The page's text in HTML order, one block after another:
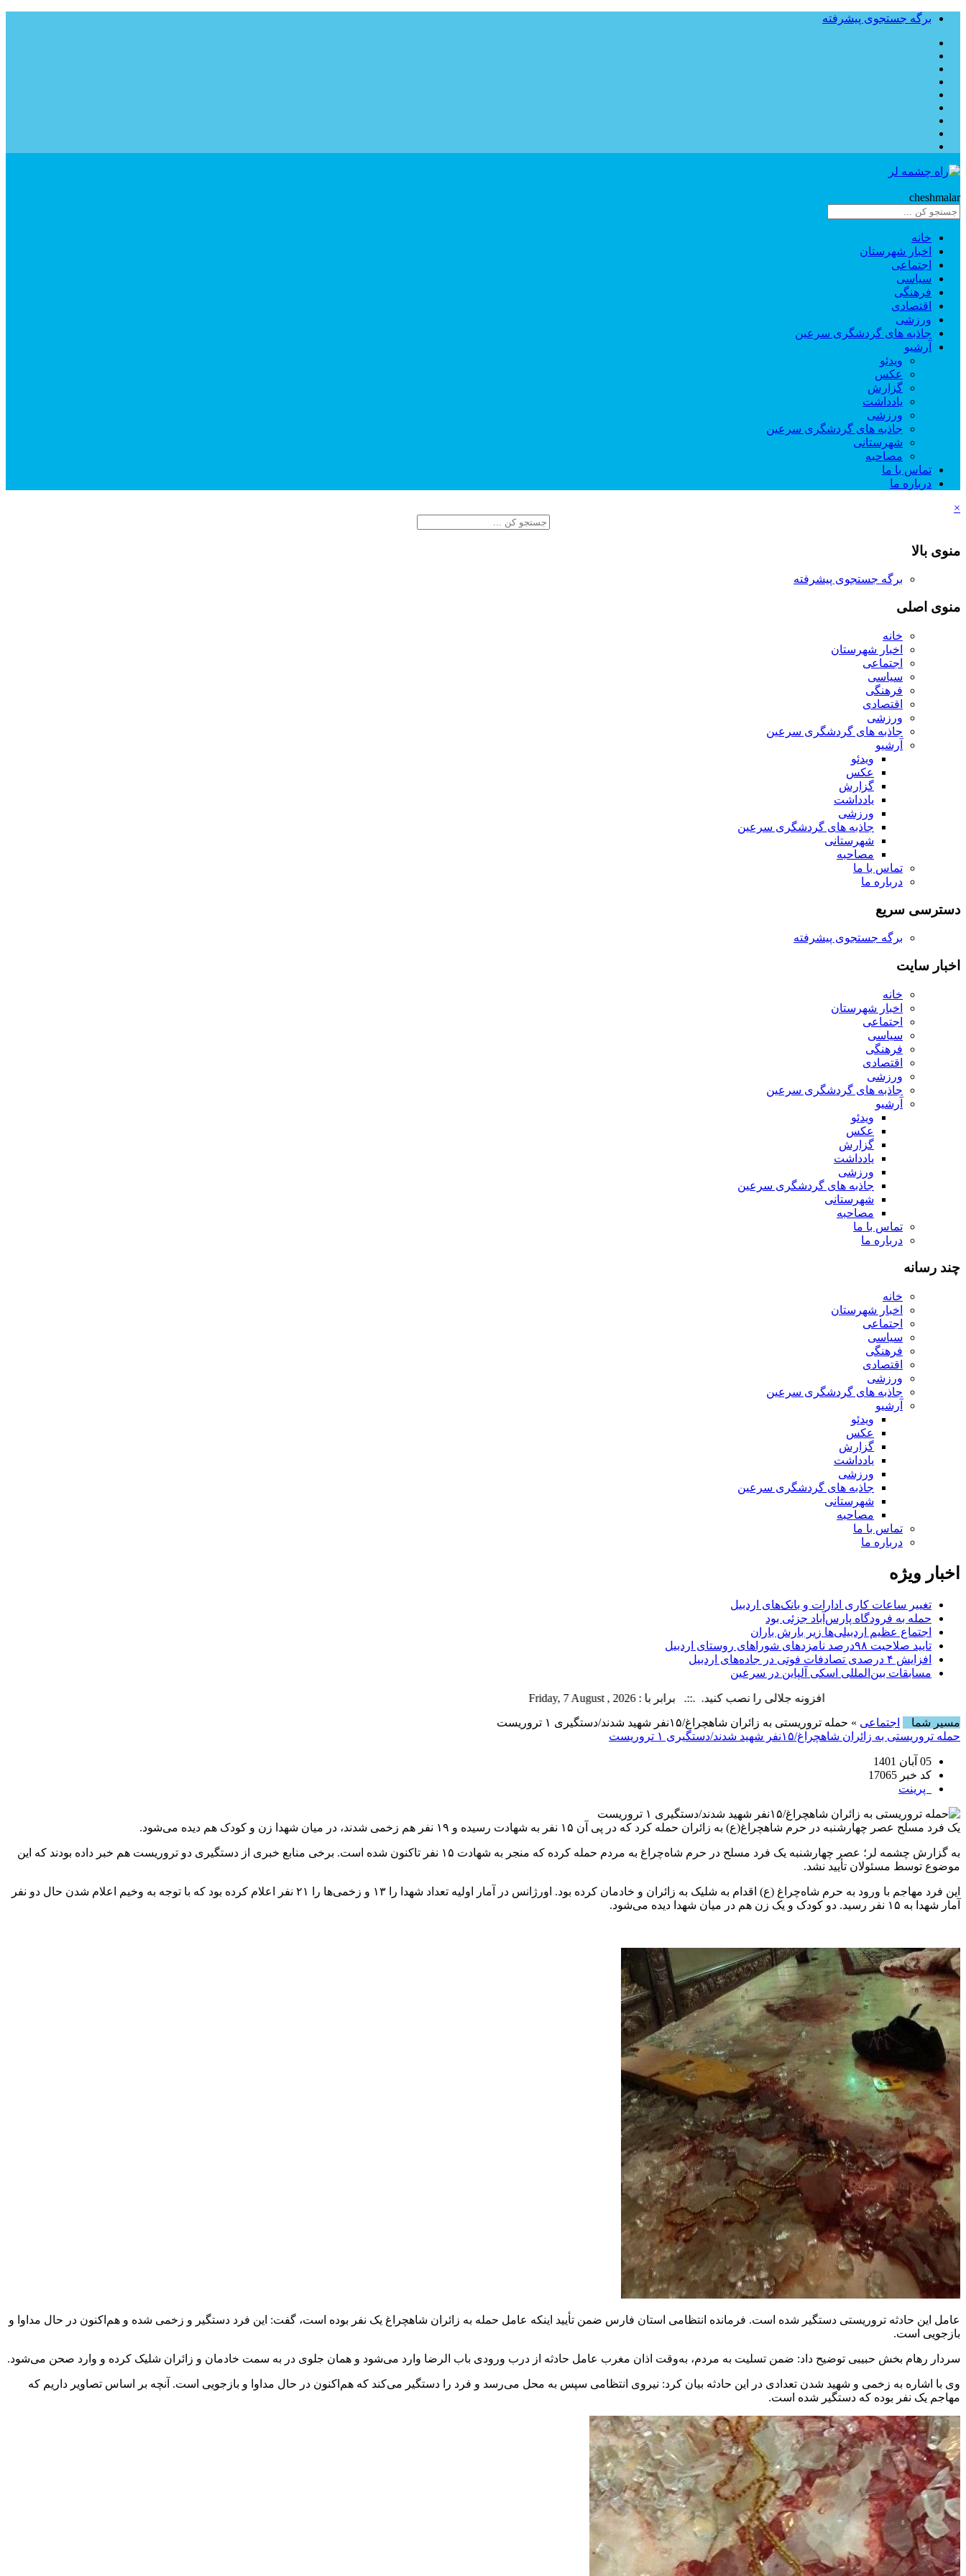
برگه جستجوی پیشرفته
cheshmalar
خانه
اخبار شهرستان
اجتماعی
سیاسی
فرهنگی
اقتصادی
ورزشی
جاذبه های گردشگری سرعین
آرشیو
ویدئو
عکس
گزارش
یادداشت
ورزشی
جاذبه های گردشگری سرعین
شهرستانی
مصاحبه
تماس با ما
درباره ما
×
منوی بالا
برگه جستجوی پیشرفته
منوی اصلی
خانه
اخبار شهرستان
اجتماعی
سیاسی
فرهنگی
اقتصادی
ورزشی
جاذبه های گردشگری سرعین
آرشیو
ویدئو
عکس
گزارش
یادداشت
ورزشی
جاذبه های گردشگری سرعین
شهرستانی
مصاحبه
تماس با ما
درباره ما
دسترسی سریع
برگه جستجوی پیشرفته
اخبار سایت
خانه
اخبار شهرستان
اجتماعی
سیاسی
فرهنگی
اقتصادی
ورزشی
جاذبه های گردشگری سرعین
آرشیو
ویدئو
عکس
گزارش
یادداشت
ورزشی
جاذبه های گردشگری سرعین
شهرستانی
مصاحبه
تماس با ما
درباره ما
چند رسانه
خانه
اخبار شهرستان
اجتماعی
سیاسی
فرهنگی
اقتصادی
ورزشی
جاذبه های گردشگری سرعین
آرشیو
ویدئو
عکس
گزارش
یادداشت
ورزشی
جاذبه های گردشگری سرعین
شهرستانی
مصاحبه
تماس با ما
درباره ما
اخبار ویژه
تغییر ساعات کاری ادارات و بانک‌های اردبیل
حمله به فرودگاه پارس‌‌آباد جزئی بود
اجتماع عظیم اردبیلی‌ها زیر بارش باران
تایید صلاحیت ۹۸درصد نامزدهای شوراهای روستای اردبیل
افزایش ۴ درصدی تصادفات فوتی در جاده‌های اردبیل
مسابقات بین‌المللی اسکی آلپاین در سرعین
افزونه جلالی را نصب کنید. .::. برابر با : Friday, 7 August , 2026
مسیر شما
اجتماعی » حمله تروریستی به زائران شاهچراغ/۱۵نفر شهید شدند/دستگیری ۱ تروریست
حمله تروریستی به زائران شاهچراغ/۱۵نفر شهید شدند/دستگیری ۱ تروریست
05 آبان 1401
کد خبر 17065
پرینت
یک فرد مسلح عصر چهارشنبه در حرم شاهچراغ(ع) به زائران حمله کرد که در پی آن ۱۵ نفر به شهادت رسیده و ۱۹ نفر هم زخمی شدند، در میان شهدا زن و کودک هم دیده می‌شود.
به گزارش چشمه لر؛ عصر چهارشنبه یک فرد مسلح در حرم شاه‌چراغ به مردم حمله کرده که منجر به شهادت ۱۵ نفر تاکنون شده است. برخی منابع خبری از دستگیری دو تروریست هم خبر داده بودند که این
موضوع توسط مسئولان تأیید نشد.
این فرد مهاجم با ورود به حرم شاه‌چراغ (ع) اقدام به شلیک به زائران و خادمان کرده بود. اورژانس در آمار اولیه تعداد شهدا را ۱۳ و زخمی‌ها را ۲۱ نفر اعلام کرده بود که با توجه به وخیم اعلام شدن حال دو نفر
آمار شهدا به ۱۵ نفر رسید. دو کودک و یک زن هم در میان شهدا دیده می‌شود.
عامل این حادثه تروریستی دستگیر شده است. فرمانده انتظامی استان فارس ضمن تأیید اینکه عامل حمله به زائران شاهچراغ یک نفر بوده است، گفت: این فرد دستگیر و زخمی شده و هم‌اکنون در حال مداوا و
بازجویی است.
سردار رهام بخش حبیبی توضیح داد: ضمن تسلیت به مردم، به‌وقت اذان مغرب عامل حادثه از درب ورودی باب الرضا وارد می‌شود و همان جلوی در به سمت خادمان و زائران شلیک کرده و وارد صحن می‌شود.
وی با اشاره به زخمی و شهید شدن تعدادی در این حادثه بیان کرد: نیروی انتظامی سپس به محل می‌رسد و فرد را دستگیر می‌کند که هم‌اکنون در حال مداوا و بازجویی است. آنچه بر اساس تصاویر داریم که
مهاجم یک نفر بوده که دستگیر شده است.